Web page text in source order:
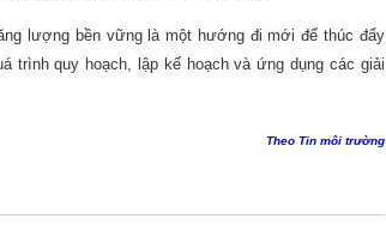
lượng bền vững là một hướng đi mới để thúc đẩy
trình quy hoạch, lập kế hoạch và ứng dụng các giải
Theo Tin môi trường